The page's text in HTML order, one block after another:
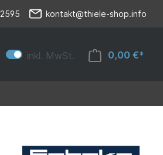
kontakt@thiele-shop.info
inkl. MwSt. 0,00 €*